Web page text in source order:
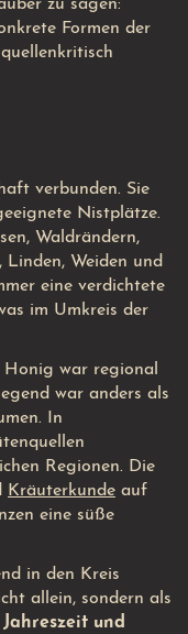
zu sagen:
Formen der
verbunden. Sie
Nistplätze.
Waldrändern,
Weiden und
eine verdichtete
im Umkreis der
Honig war regional
war anders als
In
Regionen. Die
Kräuterkunde auf
eine süße
in den Kreis
allein, sondern als
und